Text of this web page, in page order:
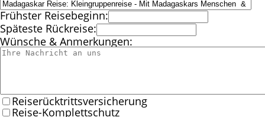
Frühster Reisebeginn:
Späteste Rückreise:
Wünsche & Anmerkungen:
Reiserücktrittsversicherung
Reise-Komplettschutz